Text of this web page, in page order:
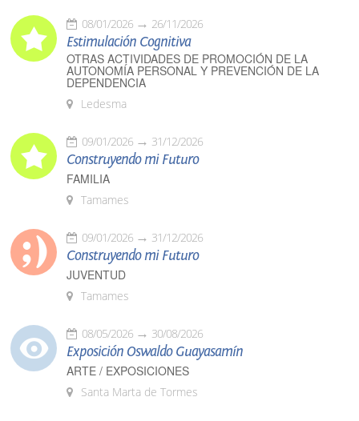
08/01/2026 26/11/2026
Estimulación Cognitiva
OTRAS ACTIVIDADES DE PROMOCIÓN DE LA
AUTONOMÍA PERSONAL Y PREVENCIÓN DE LA
DEPENDENCIA
Ledesma
09/01/2026 31/12/2026
Construyendo mi Futuro
FAMILIA
Tamames
09/01/2026 31/12/2026
Construyendo mi Futuro
JUVENTUD
Tamames
08/05/2026 30/08/2026
Exposición Oswaldo Guayasamín
ARTE / EXPOSICIONES
Santa Marta de Tormes